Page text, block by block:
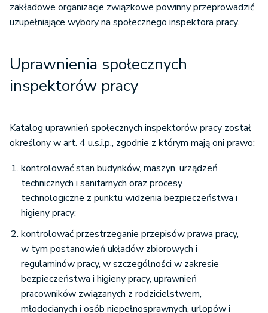
zakładowe organizacje związkowe powinny przeprowadzić
uzupełniające wybory na społecznego inspektora pracy.
Uprawnienia społecznych
inspektorów pracy
Katalog uprawnień społecznych inspektorów pracy został
określony w art. 4 u.s.i.p., zgodnie z którym mają oni prawo:
kontrolować stan budynków, maszyn, urządzeń
technicznych i sanitarnych oraz procesy
technologiczne z punktu widzenia bezpieczeństwa i
higieny pracy;
kontrolować przestrzeganie przepisów prawa pracy,
w tym postanowień układów zbiorowych i
regulaminów pracy, w szczególności w zakresie
bezpieczeństwa i higieny pracy, uprawnień
pracowników związanych z rodzicielstwem,
młodocianych i osób niepełnosprawnych, urlopów i